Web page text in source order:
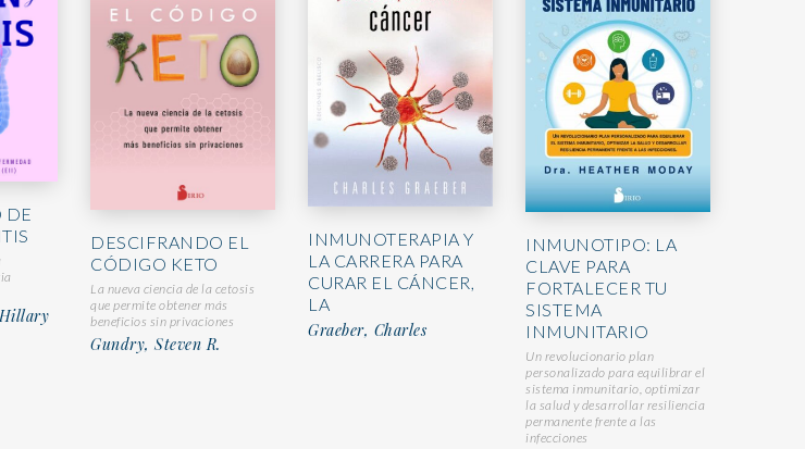
DE
DESCIFRANDO EL
CÓDIGO KETO
La nueva ciencia de la cetosis
que permite obtener más
beneficios sin privaciones
Gundry, Steven R.
INMUNOTERAPIA Y
LA CARRERA PARA
CURAR EL CÁNCER,
LA
Graeber, Charles
INMUNOTIPO: LA
CLAVE PARA
FORTALECER TU
SISTEMA
INMUNITARIO
Un revolucionario plan
personalizado para equilibrar el
sistema inmunitario, optimizar
la salud y desarrollar resiliencia
permanente frente a las
infecciones